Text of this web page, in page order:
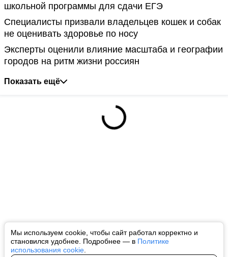
Мы используем cookie, чтобы сайт работал корректно и
становился удобнее. Подробнее — в Политике
использования cookie
школьной программы для сдачи ЕГЭ
Специалисты призвали владельцев кошек и собак
не оценивать здоровье по носу
Эксперты оценили влияние масштаба и географии
городов на ритм жизни россиян
Показать ещё